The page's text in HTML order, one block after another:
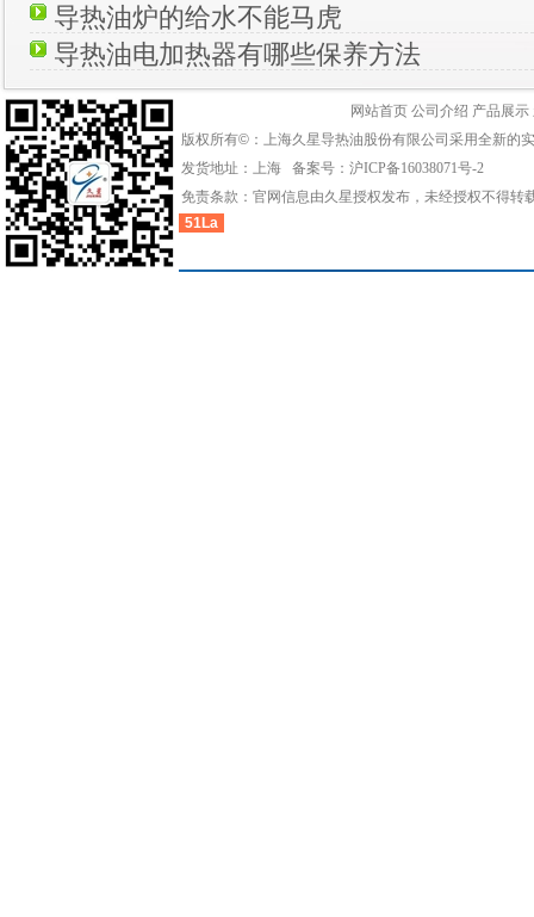
导热油炉的给水不能马虎
导热油电加热器有哪些保养方法
网站首页 公司介绍 产品展示
版权所有©：上海久星导热油股份有限公司采用全新的
发货地址：上海 备案号： 沪ICP备16038071号-2
免责条款：官网信息由久星授权发布，未经授权不得
51La